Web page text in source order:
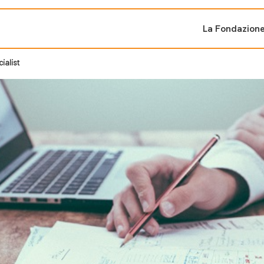
La Fondazione
sostenuti
cambiamento
un progetto
dal Sud
Fondazioni di
Area Stampa
Sala Stampa
Eventi Press tour